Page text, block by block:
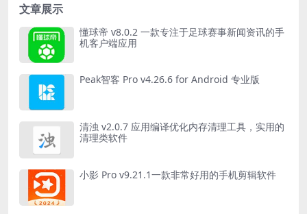
文章展示
懂球帝 v8.0.2 一款专注于足球赛事新闻资讯的手
机客户端应用
Peak智客 Pro v4.26.6 for Android 专业版
清浊 v2.0.7 应用编译优化内存清理工具，实用的
清理类软件
小影 Pro v9.21.1一款非常好用的手机剪辑软件